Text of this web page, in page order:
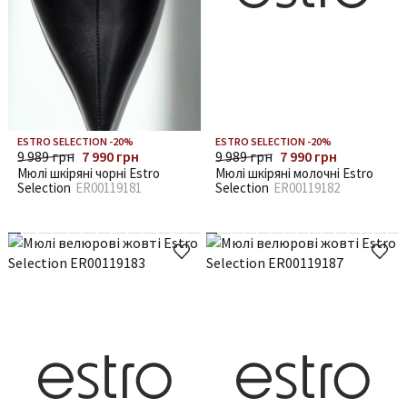
ESTRO SELECTION -20%
9 989 грн 7 990 грн
Мюлі шкіряні чорні Estro
Selection ER00119181
ESTRO SELECTION -20%
9 989 грн 7 990 грн
Мюлі шкіряні молочні Estro
Selection ER00119182